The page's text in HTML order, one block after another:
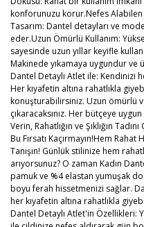
konforunuzu korur.Nefes Alabilen
Tasarım: Dantel detayları ve
eder.Uzun Ömürlü Kullanım:
sayesinde uzun yıllar keyifle
Makinede yıkamaya uygundur ve
Dantel Detaylı Atlet ile: Kendinizi
Her kıyafetin altına rahatlıkla
konuşturabilirsiniz. Uzun ömürlü
çıkaracaksınız. Her bütçeye
Verin, Rahatlığın ve Şıklığın
Bu Fırsatı Kaçırmayın!Hem
Tanışın! Günlük stilinize hem
arıyorsunuz? O zaman Kadın
pamuk ve %4 elastan yumuşak
boyu ferah hissetmenizi sağlar.
her kıyafetin altına rahatlıkla
Dantel Detaylı Atlet'in Özellikleri: